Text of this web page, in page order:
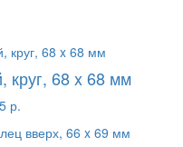
круг, 68 x 68 мм
р.